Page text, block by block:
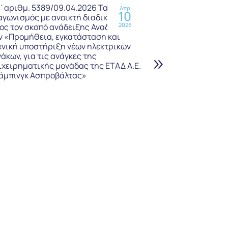
Απρ
10
2026
5389/09.04.2026 Τακτικός
με ανοικτή διαδικασία,
τον σκοπό ανάδειξης Αναδόχου για
«Προμήθεια, εγκατάσταση και
υποστήριξη νέων ηλεκτρικών
για τις ανάγκες της
μονάδας της ΕΤΑΔ Α.Ε.
Ασπροβάλτας»